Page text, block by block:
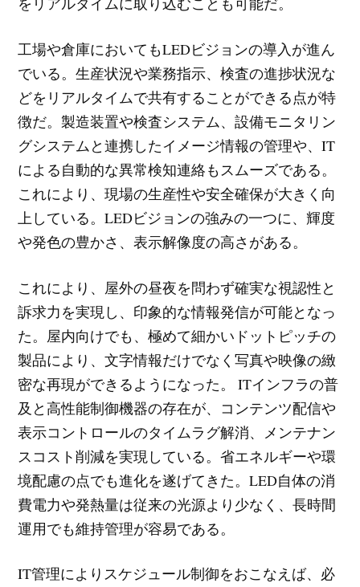
工場や倉庫においてもLEDビジョンの導入が進ん
でいる。生産状況や業務指示、検査の進捗状況な
どをリアルタイムで共有することができる点が特
徴だ。製造装置や検査システム、設備モニタリン
グシステムと連携したイメージ情報の管理や、IT
による自動的な異常検知連絡もスムーズである。
これにより、現場の生産性や安全確保が大きく向
上している。LEDビジョンの強みの一つに、輝度
や発色の豊かさ、表示解像度の高さがある。
これにより、屋外の昼夜を問わず確実な視認性と
訴求力を実現し、印象的な情報発信が可能となっ
た。屋内向けでも、極めて細かいドットピッチの
製品により、文字情報だけでなく写真や映像の緻
密な再現ができるようになった。 ITインフラの普
及と高性能制御機器の存在が、コンテンツ配信や
表示コントロールのタイムラグ解消、メンテナン
スコスト削減を実現している。省エネルギーや環
境配慮の点でも進化を遂げてきた。LED自体の消
費電力や発熱量は従来の光源より少なく、長時間
運用でも維持管理が容易である。
IT管理によりスケジュール制御をおこなえば、必